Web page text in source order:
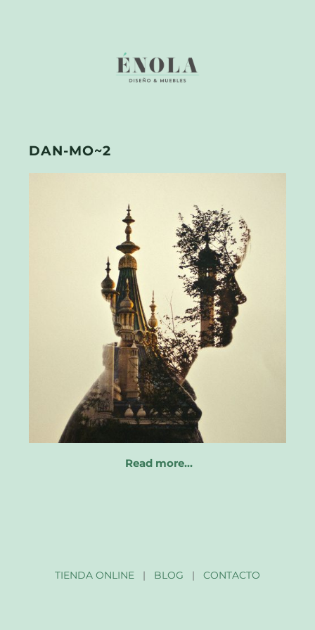
DAN-MO~2
Read more…
TIENDA ONLINE| BLOG | CONTACTO